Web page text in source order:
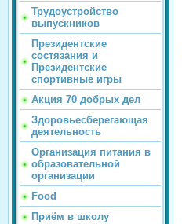
Трудоустройство
выпускников
Президентские
состязания и
Президентские
спортивные игры
Акция 70 добрых дел
Здоровьесберегающая
деятельность
Организация питания в
образовательной
организации
Food
Приём в школу